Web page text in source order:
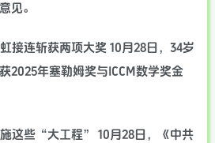
见。
接连斩获两项大奖 10月28日，34岁
2025年塞勒姆奖与ICCM数学奖金
这些“大工程” 10月28日，《中共